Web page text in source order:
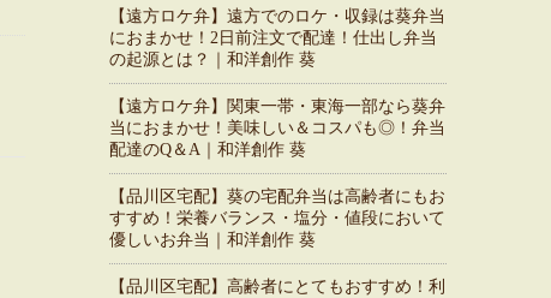
【遠方ロケ弁】遠方でのロケ・収録は葵弁当
におまかせ！2日前注文で配達！仕出し弁当
の起源とは？｜和洋創作 葵
【遠方ロケ弁】関東一帯・東海一部なら葵弁
当におまかせ！美味しい＆コスパも◎！弁当
配達のQ＆A｜和洋創作 葵
【品川区宅配】葵の宅配弁当は高齢者にもお
すすめ！栄養バランス・塩分・値段において
優しいお弁当｜和洋創作 葵
【品川区宅配】高齢者にとてもおすすめ！利